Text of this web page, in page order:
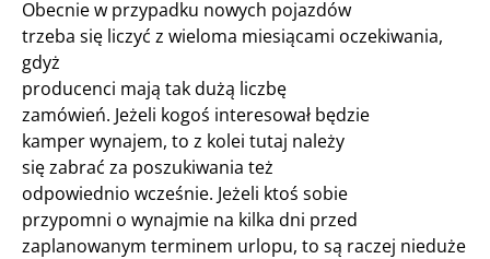
Obecnie w przypadku nowych pojazdów
trzeba się liczyć z wieloma miesiącami oczekiwania,
gdyż
producenci mają tak dużą liczbę
zamówień. Jeżeli kogoś interesował będzie
kamper wynajem, to z kolei tutaj należy
się zabrać za poszukiwania też
odpowiednio wcześnie. Jeżeli ktoś sobie
przypomni o wynajmie na kilka dni przed
zaplanowanym terminem urlopu, to są raczej nieduże